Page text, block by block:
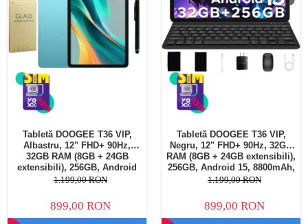
Tabletă DOOGEE T36 VIP,
Albastru, 12" FHD+ 90Hz,
32GB RAM (8GB + 24GB
extensibili), 256GB, Android
15, 8800mAh, Dual SIM
1.199,00 RON
899,00 RON
Tabletă DOOGEE T36 VIP,
Negru, 12" FHD+ 90Hz, 32GB
RAM (8GB + 24GB extensibili),
256GB, Android 15, 8800mAh,
Dual SIM
1.199,00 RON
899,00 RON